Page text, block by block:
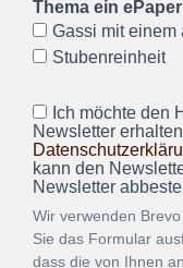
Thema ein
Gassi mit einem
Stubenreinheit
Ich möchte den
Newsletter
kann den
Newsletter
Wir verwenden
Sie das Formular
dass die von Ihnen